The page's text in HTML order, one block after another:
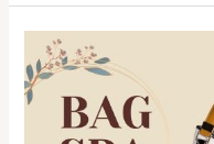
Shoepreme
Kelapa
Gading
–